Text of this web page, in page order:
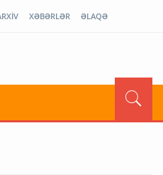
XƏBƏRLƏR ƏLAQƏ